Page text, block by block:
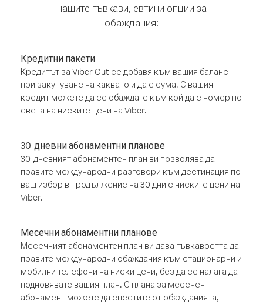
нашите гъвкави, евтини опции за
обаждания:
Кредитни пакети
Кредитът за Viber Out се добавя към вашия баланс
при закупуване на каквато и да е сума. С вашия
кредит можете да се обаждате към кой да е номер по
света на ниските цени на Viber.
30-дневни абонаментни планове
30-дневният абонаментен план ви позволява да
правите международни разговори към дестинация по
ваш избор в продължение на 30 дни с ниските цени на
Viber.
Месечни абонаментни планове
Месечният абонаментен план ви дава гъвкавостта да
правите международни обаждания към стационарни и
мобилни телефони на ниски цени, без да се налага да
подновявате вашия план. С плана за месечен
абонамент можете да спестите от обажданията,